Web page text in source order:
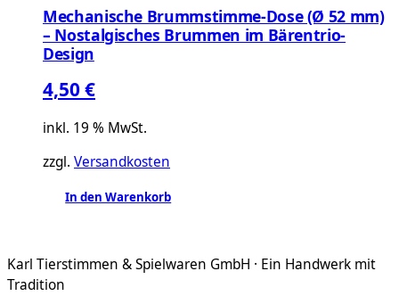
mehrere
Varianten
auf.
Die
Optionen
können
der
Produktseite
gewählt
Mechanische Brummstimme-Dose (Ø 52 mm)
– Nostalgisches Brummen im Bärentrio-
Design
4,50€
inkl. 19 % MwSt.
zzgl. Versandkosten
In den Warenkorb
Karl Tierstimmen & Spielwaren GmbH · Ein Handwerk mit
Tradition